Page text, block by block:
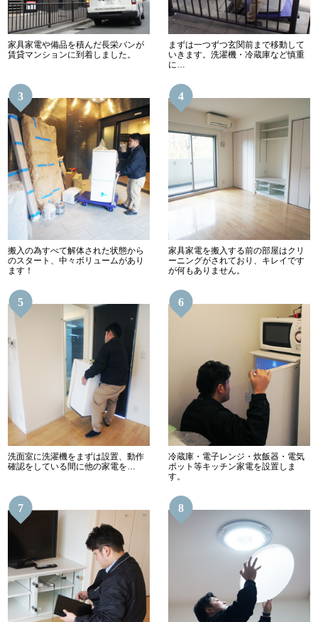
家具家電や備品を積んだ長栄バンが
賃貸マンションに到着しました。
まずは一つずつ玄関前まで移動して
いきます。洗濯機・冷蔵庫など慎重
に…
3
搬入の為すべて解体された状態から
のスタート、中々ボリュームがあり
ます！
4
家具家電を搬入する前の部屋はクリ
ーニングがされており、キレイです
が何もありません。
5
洗面室に洗濯機をまずは設置、動作
確認をしている間に他の家電を…
6
冷蔵庫・電子レンジ・炊飯器・電気
ポット等キッチン家電を設置しま
す。
7 8